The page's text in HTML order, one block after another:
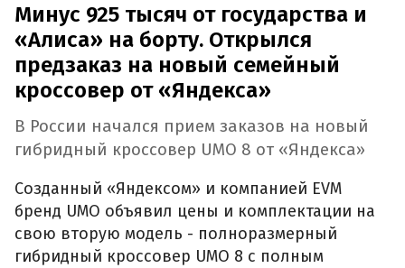
Минус 925 тысяч от государства и
«Алиса» на борту. Открылся
предзаказ на новый семейный
кроссовер от «Яндекса»
В России начался прием заказов на новый
гибридный кроссовер UMO 8 от «Яндекса»
Созданный «Яндексом» и компанией EVM
бренд UMO объявил цены и комплектации на
свою вторую модель - полноразмерный
гибридный кроссовер UMO 8 с полным